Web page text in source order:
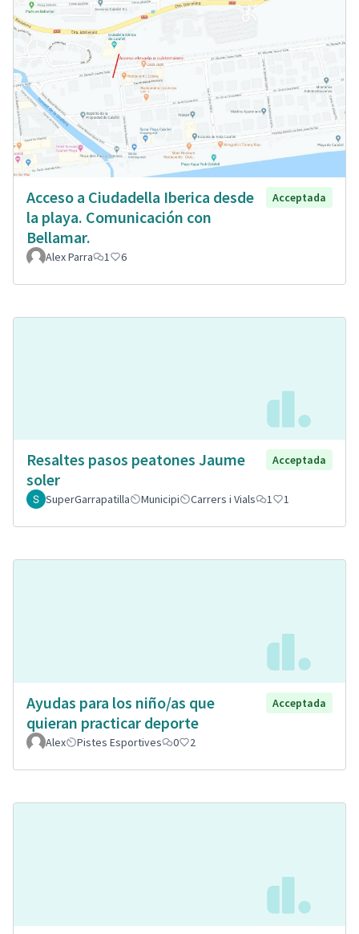
Acceso a Ciudadella Iberica desde
la playa. Comunicación con
Bellamar.
Acceptada
Alex Parra 1 6
Resaltes pasos peatones Jaume
soler
Acceptada
SuperGarrapatilla Municipi Carrers i Vials 1 1
Ayudas para los niño/as que
quieran practicar deporte
Acceptada
Alex Pistes Esportives 0 2